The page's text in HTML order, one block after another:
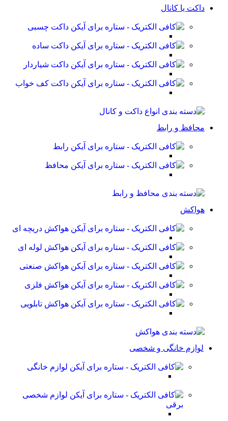
داکت یا کانال
داکت چسبی
داکت ساده
داکت شیاردار
داکت کف خواب
محافظ و رابط
رابط
محافظ
هواکش
هواکش دریچه ای
هواکش لوله ای
هواکش صنعتی
هواکش فلزی
هواکش تابلویی
لوازم خانگی و شخصی
لوازم خانگی
لوازم شخصی
برقی